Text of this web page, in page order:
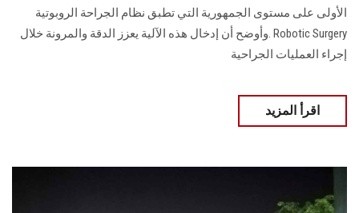
الأولى على مستوى الجمهورية التي تطبق نظام الجراحة الروبوتية
Robotic Surgery .وأوضح أن إدخال هذه الآلية يعزز الدقة والمرونة خلال
إجراء العمليات الجراحية
اقرأ المزيد